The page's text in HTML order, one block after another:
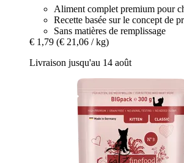
Aliment complet premium pour
Recette basée sur le concept de
Sans matières de remplissage
€ 1,79 (€ 21,06 / kg)
Livraison jusqu'au 14 août